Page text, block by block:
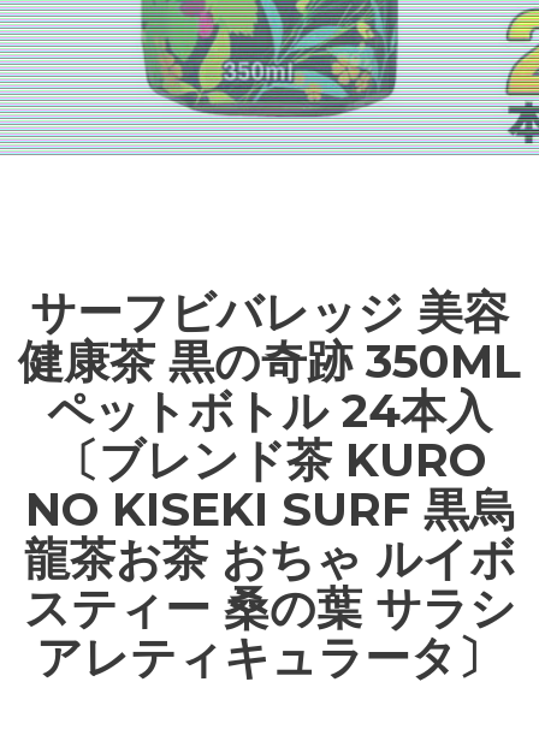
サーフビバレッジ 美容
健康茶 黒の奇跡 350ML
ペットボトル 24本入
〔ブレンド茶 KURO
NO KISEKI SURF 黒烏
龍茶お茶 おちゃ ルイボ
スティー 桑の葉 サラシ
アレティキュラータ〕